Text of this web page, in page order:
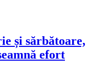
și sărbătoare,
efort